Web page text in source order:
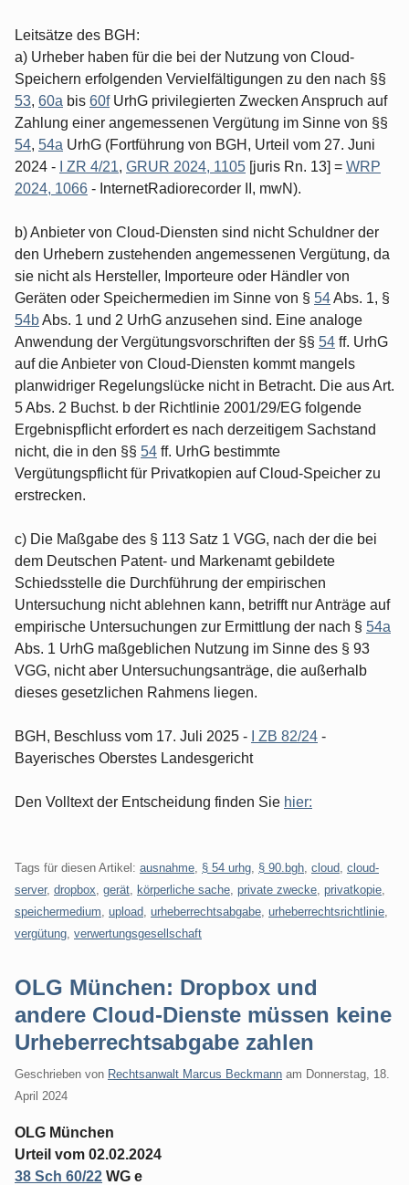
Leitsätze des BGH:
a) Urheber haben für die bei der Nutzung von Cloud-
Speichern erfolgenden Vervielfältigungen zu den nach §§
53, 60a bis 60fUrhG privilegierten Zwecken Anspruch auf
Zahlung einer angemessenen Vergütung im Sinne von §§
54, 54a UrhG (Fortführung von BGH, Urteil vom 27. Juni
2024 -
I ZR 4/21, GRUR 2024, 1105 [juris Rn. 13] = WRP
2024, 1066 - InternetRadiorecorder II, mwN).
b) Anbieter von Cloud-Diensten sind nicht Schuldner der
den Urhebern zustehenden angemessenen Vergütung, da
sie nicht als Hersteller, Importeure oder Händler von
Geräten oder Speichermedien im Sinne von § 54Abs. 1, §
54bAbs. 1 und 2 UrhG anzusehen sind. Eine analoge
Anwendung der Vergütungsvorschriften der §§ 54 ff. UrhG
auf die Anbieter von Cloud-Diensten kommt mangels
planwidriger Regelungslücke nicht in Betracht. Die aus Art.
5 Abs. 2 Buchst. b der Richtlinie 2001/29/EG folgende
Ergebnispflicht erfordert es nach derzeitigem Sachstand
nicht, die in den §§ 54 ff. UrhG bestimmte
Vergütungspflicht für Privatkopien auf Cloud-Speicher zu
erstrecken.
c) Die Maßgabe des § 113 Satz 1 VGG, nach der die bei
dem Deutschen Patent- und Markenamt gebildete
Schiedsstelle die Durchführung der empirischen
Untersuchung nicht ablehnen kann, betrifft nur Anträge auf
empirische Untersuchungen zur Ermittlung der nach § 54a
Abs. 1 UrhG maßgeblichen Nutzung im Sinne des § 93
VGG, nicht aber Untersuchungsanträge, die außerhalb
dieses gesetzlichen Rahmens liegen.
BGH, Beschluss vom 17. Juli 2025 - I ZB 82/24 -
Bayerisches Oberstes Landesgericht
Den Volltext der Entscheidung finden Sie hier:
Tags für diesen Artikel: ausnahme § 54 urhg § 90.bgh cloud cloud-
server, dropbox gerät körperliche sache private zwecke privatkopie
speichermedium upload urheberrechtsabgabe urheberrechtsrichtlinie
vergütung verwertungsgesellschaft
OLG München: Dropbox und
andere Cloud-Dienste müssen keine
Urheberrechtsabgabe zahlen
Geschrieben von Rechtsanwalt Marcus Beckmann am Donnerstag, 18.
April 2024
OLG München
Urteil vom 02.02.2024
38 Sch 60/22 WG e